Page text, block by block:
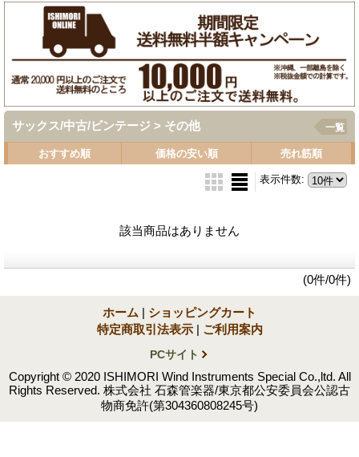
サックス/中古/ビンテージ > その他 一覧
おすすめ順 価格の安い順 売れ筋順
表示件数:
該当商品はありません
(0件/0件)
ホーム | ショッピングカート
特定商取引法表示 | ご利用案内
PCサイト
Copyright © 2020 ISHIMORI Wind Instruments Special Co.,ltd. All
Rights Reserved. 株式会社 石森管楽器/東京都公安委員会公認古
物商免許(第304360808245号)